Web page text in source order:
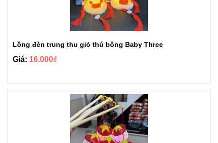
Lồng đèn trung thu giỏ thú bông Baby Three
Giá: 16.000₫